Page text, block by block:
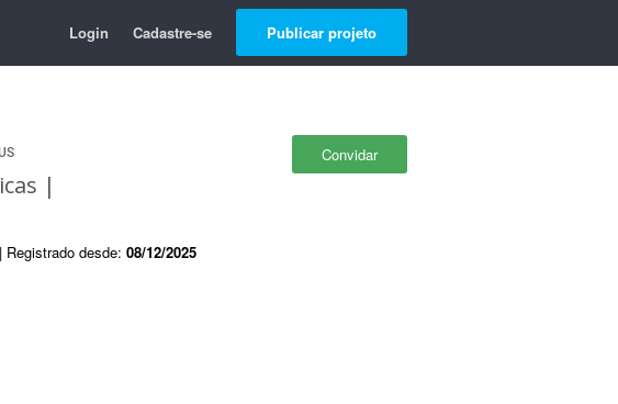
Login Cadastre-se Publicar projeto
Convidar
|
| Registrado desde: 08/12/2025